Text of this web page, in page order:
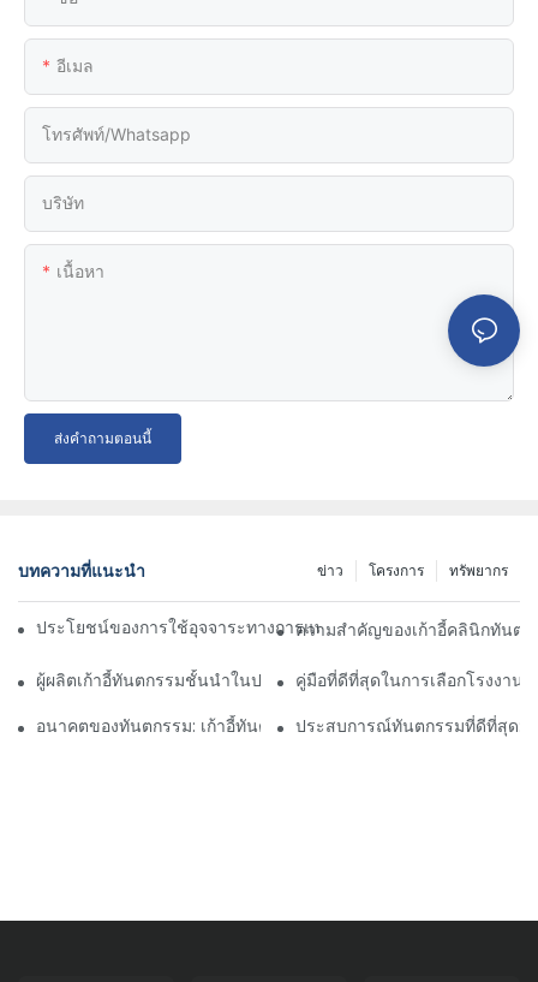
อีเมล
โทรศัพท์/whatsapp
บริษัท
เนื้อหา
ส่งคำถามตอนนี้
บทความที่แนะนำ ทรัพยากร
โครงการ
ข่าว
ประโยชน์ของการใช้อุจจาระทางการแพทย์ที่ไม่ใช่ล้อในการตั้งค่ากา
ความสำคัญของเก้าอี้คลินิกทันต
ผู้ผลิตเก้าอี้ทันตกรรมชั้นนำในประเทศจีน: นวัตกรรมและคุณภาพ
คู่มือที่ดีที่สุดในการเลือกโรงงาน
อนาคตของทันตกรรม: เก้าอี้ทันตกรรมสมัยใหม่ส่วนบุคคล
ประสบการณ์ทันตกรรมที่ดีที่สุด: